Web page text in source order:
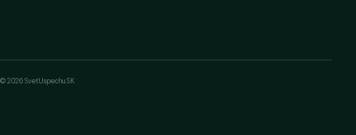
© 2026 SvetUspechu.SK